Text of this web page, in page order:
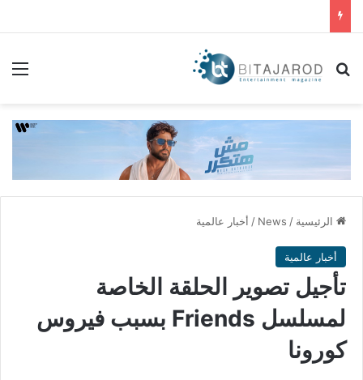
بحث عن
الرئيسية /
News
/ أخبار عالمية
أخبار عالمية
تأجيل تصوير الحلقة الخاصة
لمسلسل Friends بسبب فيروس
كورونا